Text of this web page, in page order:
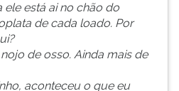
ele está ai no chão do
de cada loado. Por
de osso. Ainda mais de
aconteceu o que eu